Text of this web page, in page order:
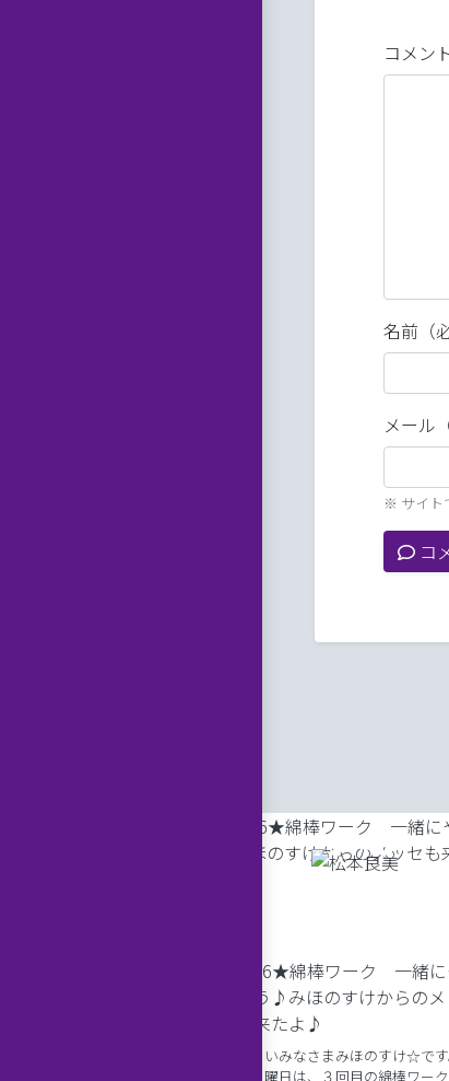
コメン
名前（
メール
※ サイト
コ
6/16★綿棒ワーク 一緒
ろう♪みほのすけからの
も来たよ♪
はーいみなさまみほのすけ☆で
週日曜日は、３回目の綿棒ワー